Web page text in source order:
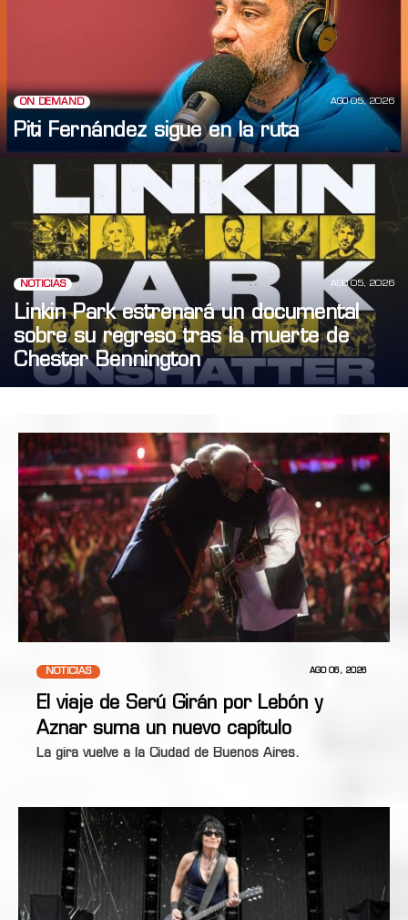
ON DEMAND AGO 05, 2026
Piti Fernández sigue en la ruta
NOTICIAS AGO 05, 2026
Linkin Park estrenará un documental
sobre su regreso tras la muerte de
Chester Bennington
NOTICIAS AGO 06, 2026
El viaje de Serú Girán por Lebón y
Aznar suma un nuevo capítulo
La gira vuelve a la Ciudad de Buenos Aires.